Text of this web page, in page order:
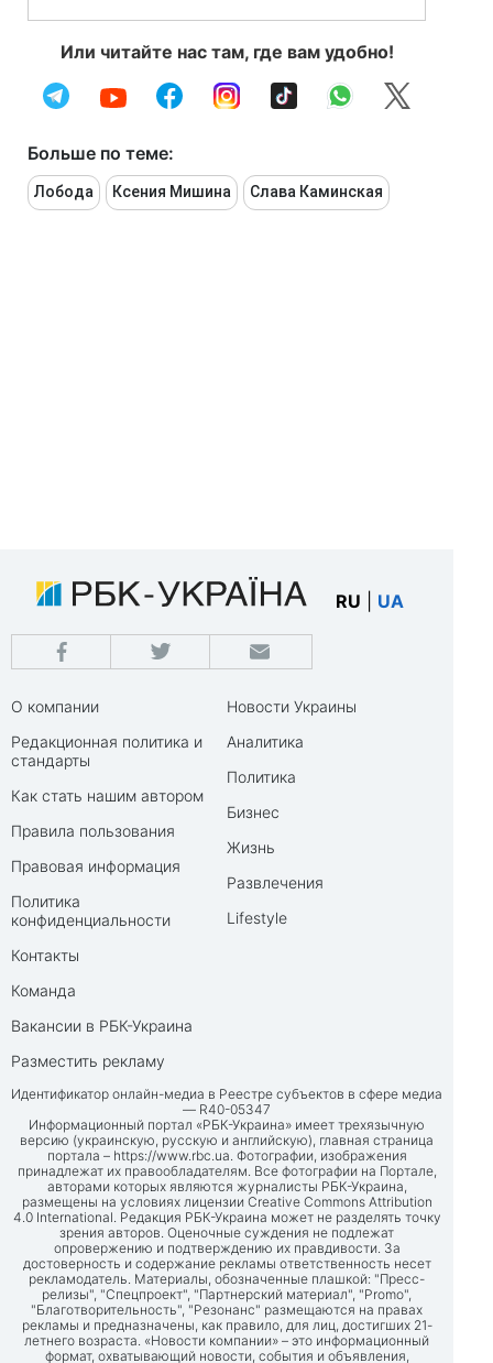
Или читайте нас там, где вам удобно!
Больше по теме:
Лобода Ксения Мишина Слава Каминская
RU UA
О компании
Редакционная политика и
стандарты
Как стать нашим автором
Правила пользования
Правовая информация
Политика
конфиденциальности
Контакты
Команда
Вакансии в РБК-Украина
Разместить рекламу
Новости Украины
Аналитика
Политика
Бизнес
Жизнь
Развлечения
Lifestyle
Идентификатор онлайн-медиа в Реестре субъектов в сфере медиа
— R40-05347
Информационный портал «РБК-Украина» имеет трехязычную
версию (украинскую, русскую и английскую), главная страница
портала – https://www.rbc.ua . Фотографии, изображения
принадлежат их правообладателям. Все фотографии на Портале,
авторами которых являются журналисты РБК-Украина,
размещены на условиях лицензии Creative Commons Attribution
4.0 International. Редакция РБК-Украина может не разделять точку
зрения авторов. Оценочные суждения не подлежат
опровержению и подтверждению их правдивости. За
достоверность и содержание рекламы ответственность несет
рекламодатель. Материалы, обозначенные плашкой: "Пресс-
релизы", "Спецпроект", "Партнерский материал", "Promo",
"Благотворительность", "Резонанс" размещаются на правах
рекламы и предназначены, как правило, для лиц, достигших 21-
летнего возраста. «Новости компании» – это информационный
формат, охватывающий новости, события и объявления,